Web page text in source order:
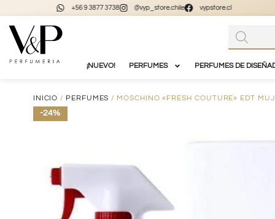
+56 9 3877 3738 @vyp_store.chile vypstore.cl
¡NUEVO! PERFUMES PERFUMES DE
INICIO / PERFUMES / MOSCHINO «FRESH COUTURE» EDT
-24%